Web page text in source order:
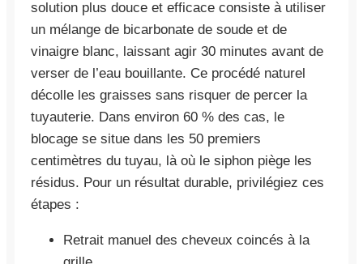
solution plus douce et efficace consiste à utiliser
un mélange de bicarbonate de soude et de
vinaigre blanc, laissant agir 30 minutes avant de
verser de l’eau bouillante. Ce procédé naturel
décolle les graisses sans risquer de percer la
tuyauterie. Dans environ 60 % des cas, le
blocage se situe dans les 50 premiers
centimètres du tuyau, là où le siphon piège les
résidus. Pour un résultat durable, privilégiez ces
étapes :
Retrait manuel des cheveux coincés à la